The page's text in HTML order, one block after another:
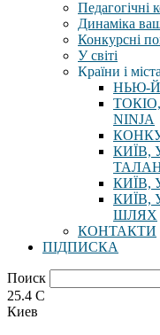
Педагогічні
Динаміка
Конкурсні
У світі
Країни і міста
НЬЮ-
NINJA
КИЇВ,
КИЇВ,
КИЇВ,
ШЛЯХ
КОНТАКТИ
ПІДПИСКА
Поиск
25.4 C
Киев